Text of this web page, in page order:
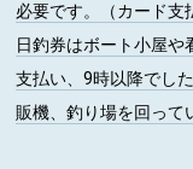
必要です。（カード支
日釣券はボート小屋
支払い、9時以降でし
販機、釣り場を回って